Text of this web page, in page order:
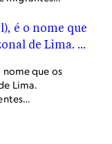
sem
a
nome que os
Lima.